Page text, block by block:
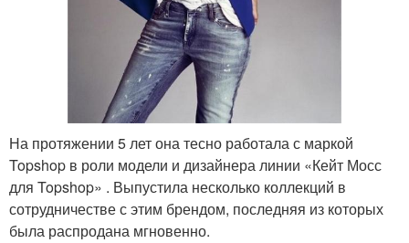
На протяжении 5 лет она тесно работала с маркой
Topshop в роли модели и дизайнера линии «Кейт Мосс
для Topshop» . Выпустила несколько коллекций в
сотрудничестве с этим брендом, последняя из которых
была распродана мгновенно.